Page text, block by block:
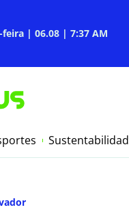
| 06.08 | 7:37 AM